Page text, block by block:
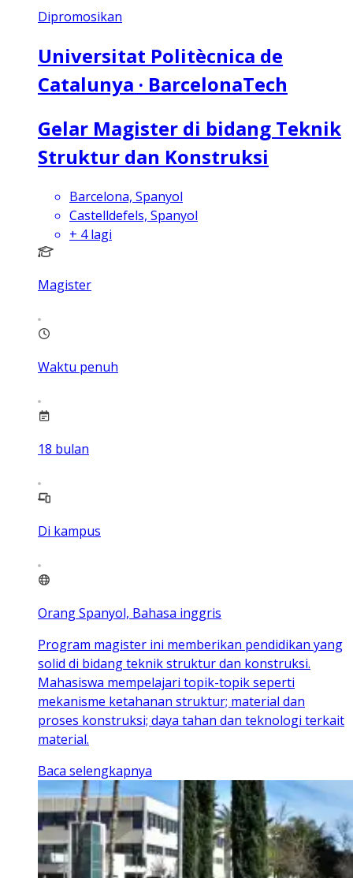
Dipromosikan
Universitat Politècnica de
Catalunya · BarcelonaTech
Gelar Magister di bidang Teknik
Struktur dan Konstruksi
Barcelona, Spanyol
Castelldefels, Spanyol
+ 4 lagi
Magister
Waktu penuh
18 bulan
Di kampus
Orang Spanyol, Bahasa inggris
Program magister ini memberikan pendidikan yang
solid di bidang teknik struktur dan konstruksi.
Mahasiswa mempelajari topik-topik seperti
mekanisme ketahanan struktur; material dan
proses konstruksi; daya tahan dan teknologi terkait
material.
Baca selengkapnya